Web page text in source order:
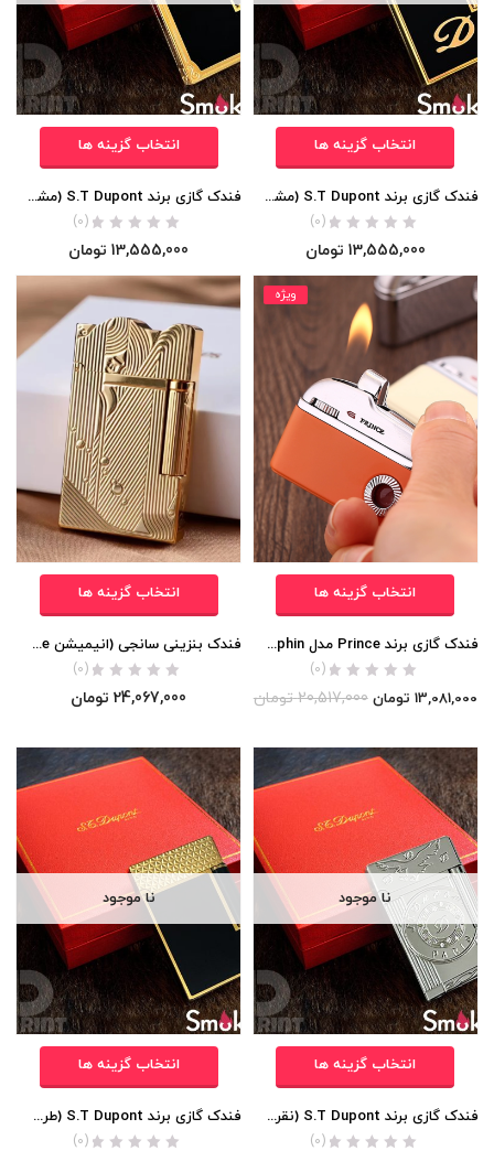
انتخاب گزینه ها
فندک گازی برند S.T Dupont (مشکی لاکی طرح دپونت ) اورجینال
(0)
13,555,000 تومان
انتخاب گزینه ها
فندک گازی برند S.T Dupont (مشکی لاکی حاشیه دار ) اورجینال
(0)
13,555,000 تومان
انتخاب گزینه ها
فندک گازی برند Prince مدل Dolphin محصول ژاپن اورجینال
(0)
13,081,000 تومان 20,517,000 تومان
ویژه
انتخاب گزینه ها
فندک بنزینی سانجی (انیمیشن one peace) اورجینال
(0)
24,067,000 تومان
نا موجود
انتخاب گزینه ها
فندک گازی برند S.T Dupont (نقره ای طرح عقاب) اورجینال
(0)
نا موجود
انتخاب گزینه ها
فندک گازی برند S.T Dupont (طرح الماسی مشکی طلایی) اورجینال
(0)